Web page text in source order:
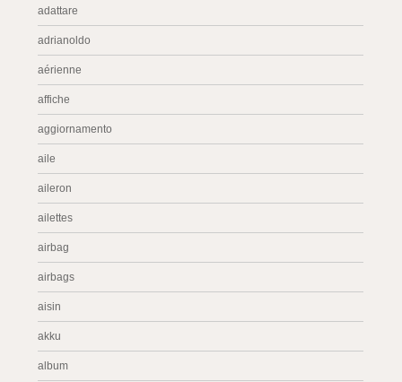
adattare
adrianoldo
aérienne
affiche
aggiornamento
aile
aileron
ailettes
airbag
airbags
aisin
akku
album